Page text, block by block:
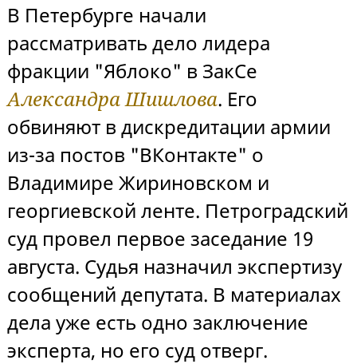
В Петербурге начали
рассматривать дело лидера
фракции "Яблоко" в ЗакСе
Александра Шишлова. Его
обвиняют в дискредитации армии
из-за постов "ВКонтакте" о
Владимире Жириновском и
георгиевской ленте. Петроградский
суд провел первое заседание 19
августа. Судья назначил экспертизу
сообщений депутата. В материалах
дела уже есть одно заключение
эксперта, но его суд отверг.